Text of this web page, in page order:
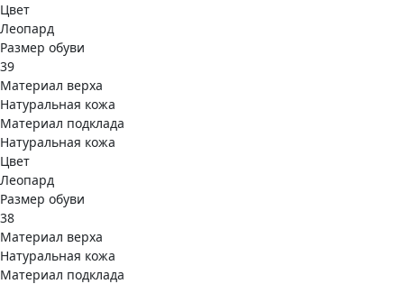
Цвет
Леопард
Размер обуви
39
Материал верха
Натуральная кожа
Материал подклада
Натуральная кожа
Цвет
Леопард
Размер обуви
38
Материал верха
Натуральная кожа
Материал подклада